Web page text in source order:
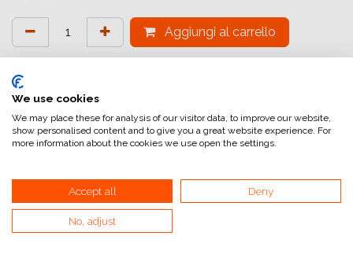
Aggiungi al carrello
attualmente non a magazzino
Marchio (Chimica):ars-imago
Confezione:Kit
Quantità (Chimica):1 Litre
Stato:Liquido
We use cookies
We may place these for analysis of our visitor data, to improve our website,
show personalised content and to give you a great website experience. For
more information about the cookies we use open the settings.
Accept all Deny
No, adjust